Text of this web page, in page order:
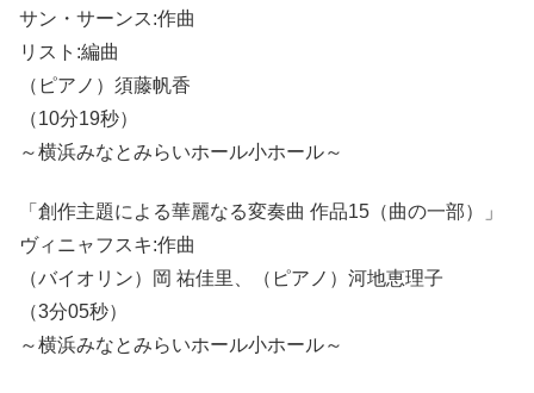
サン・サーンス:作曲
リスト:編曲
（ピアノ）須藤帆香
（10分19秒）
～横浜みなとみらいホール小ホール～
「創作主題による華麗なる変奏曲 作品15（曲の一部）」
ヴィニャフスキ:作曲
（バイオリン）岡 祐佳里、（ピアノ）河地恵理子
（3分05秒）
～横浜みなとみらいホール小ホール～